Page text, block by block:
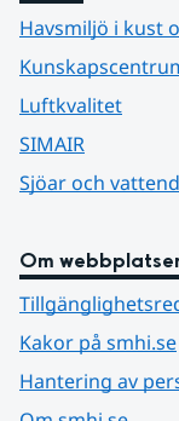
Havsmiljö i kust
Luftkvalitet
SIMAIR
Sjöar och
Om
Kakor på smhi.se
Hantering av